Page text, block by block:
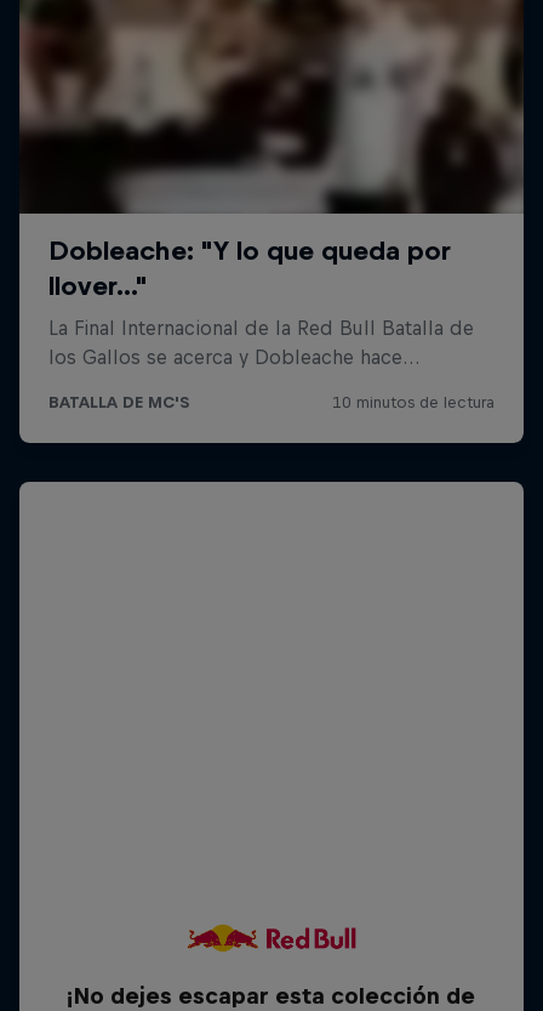
¡No dejes escapar esta colección de